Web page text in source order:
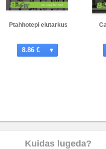
Ptahhotepi elutarkus
8.86 €
Kuidas lugeda?